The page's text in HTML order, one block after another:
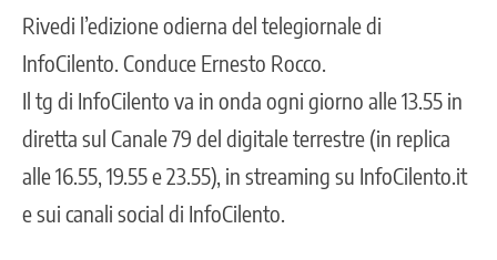
Rivedi l’edizione odierna del telegiornale di
InfoCilento. Conduce Ernesto Rocco.
Il tg di InfoCilento va in onda ogni giorno alle 13.55 in
diretta sul Canale 79 del digitale terrestre (in replica
alle 16.55, 19.55 e 23.55), in streaming su InfoCilento.it
e sui canali social di InfoCilento.